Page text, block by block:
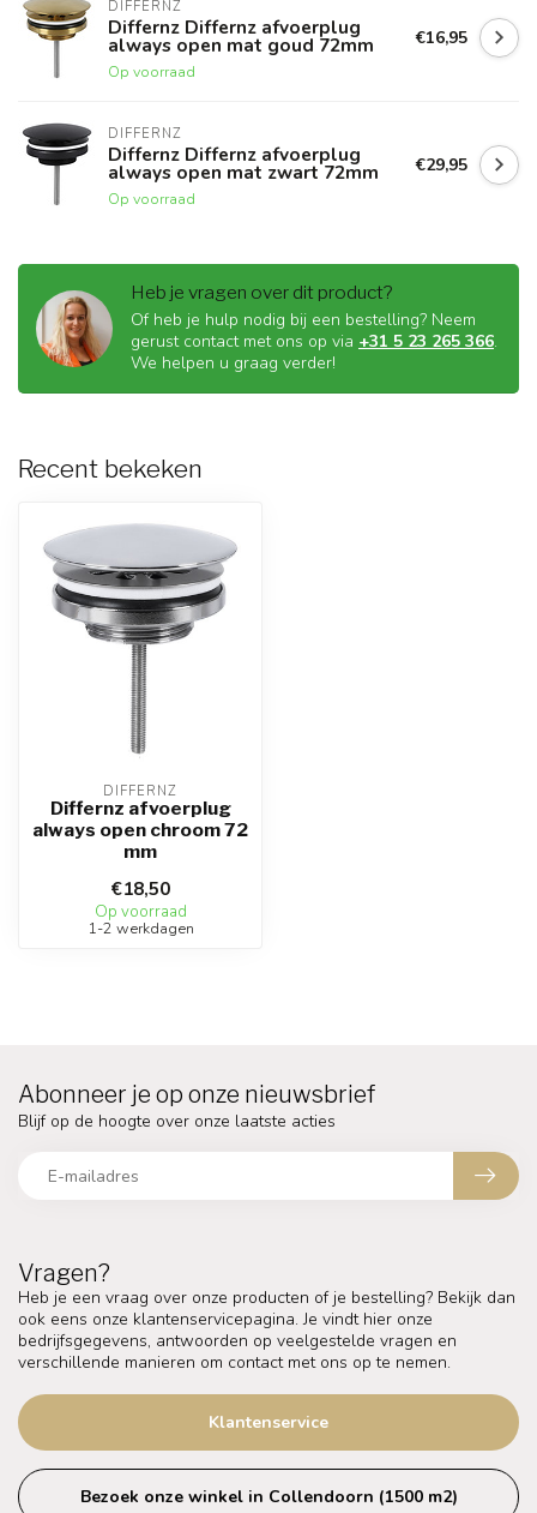
DIFFERNZ
Differnz Differnz afvoerplug
always open mat goud 72mm
Op voorraad
€16,95
DIFFERNZ
Differnz Differnz afvoerplug
always open mat zwart 72mm
Op voorraad
€29,95
Heb je vragen over dit product?
Of heb je hulp nodig bij een bestelling? Neem
gerust contact met ons op via +31 5 23 265 366.
We helpen u graag verder!
Recent bekeken
DIFFERNZ
Differnz afvoerplug
always open chroom 72
mm
€18,50
Op voorraad
1-2 werkdagen
Vragen?
Heb je een vraag over onze producten of je bestelling? Bekijk dan
ook eens onze klantenservicepagina. Je vindt hier onze
bedrijfsgegevens, antwoorden op veelgestelde vragen en
verschillende manieren om contact met ons op te nemen.
Klantenservice
Bezoek onze winkel in Collendoorn (1500 m2)
Abonneer je op onze nieuwsbrief
Blijf op de hoogte over onze laatste acties